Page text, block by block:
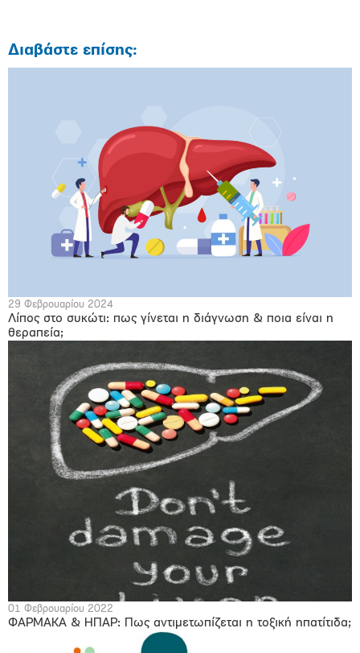
Διαβάστε επίσης:
29 Φεβρουαρίου 2024
Λίπος στο συκώτι: πως γίνεται η διάγνωση & ποια είναι η
θεραπεία;
01 Φεβρουαρίου 2022
ΦΑΡΜΑΚΑ & ΗΠΑΡ: Πως αντιμετωπίζεται η τοξική ηπατίτιδα;